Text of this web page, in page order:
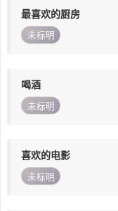
最喜欢的厨房
未标明
喝酒
未标明
喜欢的电影
未标明